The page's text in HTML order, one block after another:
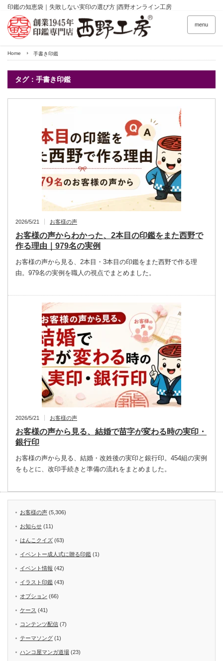
印鑑の知恵袋｜失敗しない実印の選び方 |西野オンライン工房
menu
Home 手書き印鑑
タグ：手書き印鑑
2026/5/21 お客様の声
お客様の声からわかった、2本目の印鑑をまた西野で
作る理由｜979名の実例
お客様の声から見る、2本目・3本目の印鑑をまた西野で作る理
由。979名の実例を職人の視点でまとめました。
2026/5/21 お客様の声
お客様の声から見る、結婚で苗字が変わる時の実印・
銀行印
お客様の声から見る、結婚・改姓後の実印と銀行印。454組の実例
をもとに、改印手続きと準備の流れをまとめました。
お客様の声 (5,306)
お知らせ (11)
はんこクイズ (63)
イベントー成人式に贈る印鑑 (1)
イベント情報 (42)
イラスト印鑑 (43)
オプション (66)
ケース (41)
コンテンツ配信 (7)
テーマソング (1)
ハンコ屋マンガ道場 (23)